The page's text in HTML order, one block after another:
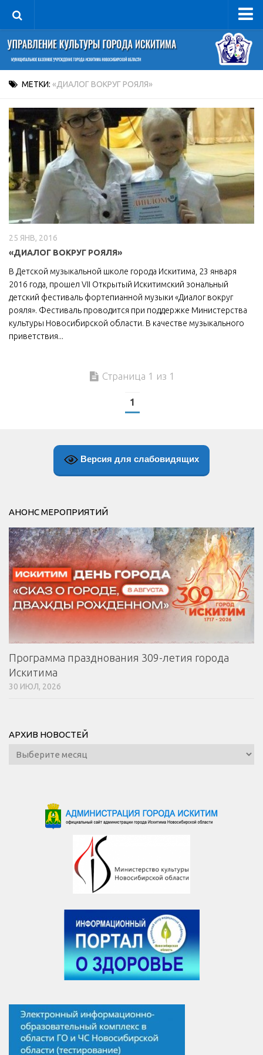
Управление
Руководитель
Сведения об организации
Книга почета культуры
Фотогалерея
Документы
Учредительные документы
Правовая база
Противодействие коррупции
Отчеты о деятельности
Учреждения культуры
МБУ Дом культуры «Молодость»
МБУ Дом культуры «Октябрь»
МБОУ ДО «Детская школа искусств»
МБОУ ДО «Детская музыкальная школа»
МБУК «Централизованная библиотечная система»
Независимая оценка качества
МЕТКИ: «ДИАЛОГ ВОКРУГ РОЯЛЯ»
25 ЯНВ, 2016
«ДИАЛОГ ВОКРУГ РОЯЛЯ»
В Детской музыкальной школе города Искитима, 23 января
2016 года, прошел VII Открытый Искитимский зональный
детский фестиваль фортепианной музыки «Диалог вокруг
рояля». Фестиваль проводится при поддержке Министерства
культуры Новосибирской области. В качестве музыкального
приветствия...
Страница 1 из 1
1
Версия для слабовидящих
АНОНС МЕРОПРИЯТИЙ
Программа празднования 309-летия города
Искитима
30 ИЮЛ, 2026
АРХИВ НОВОСТЕЙ
Архив
новостей